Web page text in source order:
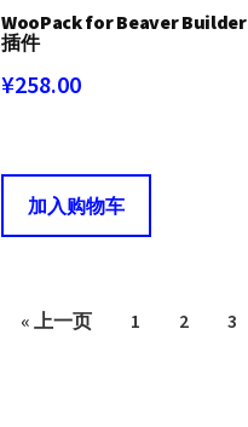
WooPack for Beaver Builder
插件
¥258.00
加入购物车
« 上一页 1 2 3